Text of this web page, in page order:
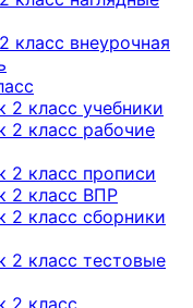
класс внеурочная
2 класс учебники
2 класс рабочие
2 класс прописи
2 класс ВПР
2 класс сборники
2 класс тестовые
2 класс